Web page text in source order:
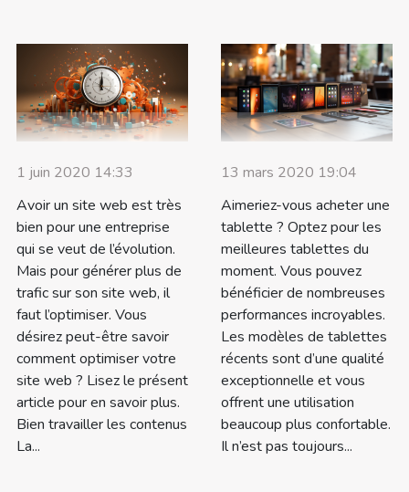
1 juin 2020 14:33
Avoir un site web est très
bien pour une entreprise
qui se veut de l’évolution.
Mais pour générer plus de
trafic sur son site web, il
faut l’optimiser. Vous
désirez peut-être savoir
comment optimiser votre
site web ? Lisez le présent
article pour en savoir plus.
Bien travailler les contenus
La...
13 mars 2020 19:04
Aimeriez-vous acheter une
tablette ? Optez pour les
meilleures tablettes du
moment. Vous pouvez
bénéficier de nombreuses
performances incroyables.
Les modèles de tablettes
récents sont d’une qualité
exceptionnelle et vous
offrent une utilisation
beaucoup plus confortable.
Il n’est pas toujours...